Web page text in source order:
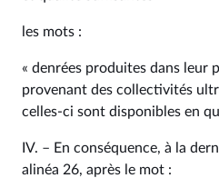
les mots :
« denrées produites dans leur
provenant des collectivités
celles-ci sont disponibles en
IV. – En conséquence, à la
alinéa 26, après le mot :